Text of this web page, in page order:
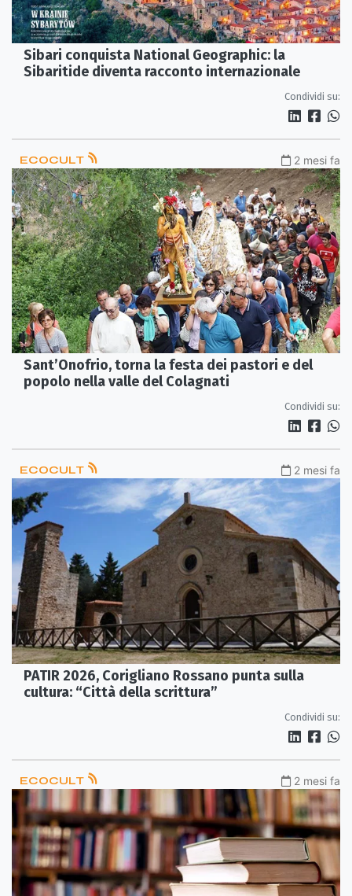
Sibari conquista National Geographic: la
Sibaritide diventa racconto internazionale
Condividi su:
ECOCULT 2 mesi fa
Sant’Onofrio, torna la festa dei pastori e del
popolo nella valle del Colagnati
Condividi su:
ECOCULT 2 mesi fa
PATIR 2026, Corigliano Rossano punta sulla
cultura: “Città della scrittura”
Condividi su:
ECOCULT 2 mesi fa